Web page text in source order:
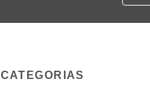
CATEGORIAS